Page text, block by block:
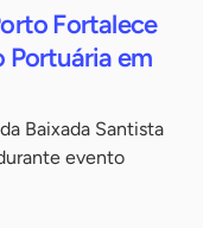
Fortalece
Portuária em
Baixada Santista
evento